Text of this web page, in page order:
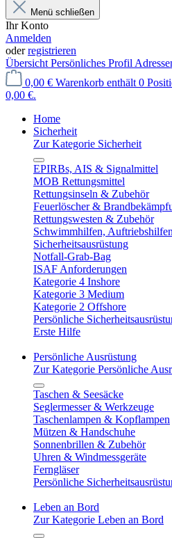
Menü schließen
Ihr Konto
Anmelden
oderregistrieren
Übersicht Persönliches Profil
0,00 € Warenkorb enthält 0
0,00 €.
Home
Sicherheit
Zur Kategorie Sicherheit
EPIRBs, AIS & Signalmittel
MOB Rettungsmittel
Rettungsinseln & Zubehör
Feuerlöscher &
Rettungswesten & Zubehör
Schwimmhilfen,
Sicherheitsausrüstung
Notfall-Grab-Bag
ISAF Anforderungen
Kategorie 4 Inshore
Kategorie 3 Medium
Kategorie 2 Offshore
Persönliche
Erste Hilfe
Persönliche Ausrüstung
Zur Kategorie Persönliche
Taschen & Seesäcke
Seglermesser & Werkzeuge
Taschenlampen & Kopflampen
Mützen & Handschuhe
Sonnenbrillen & Zubehör
Uhren & Windmessgeräte
Ferngläser
Persönliche
Leben an Bord
Zur Kategorie Leben an Bord